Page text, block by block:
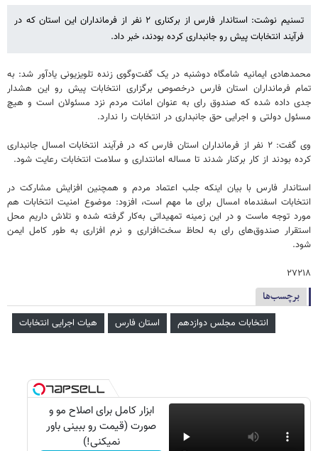
تسنیم نوشت: استاندار فارس از برکناری ۲ نفر از فرمانداران این استان که در
فرآیند انتخابات پیش رو جانبداری کرده بودند، خبر داد.
محمدهادی ایمانیه شامگاه دوشنبه در یک گفت‌وگوی زنده تلویزیونی یادآور شد: به
تمام فرمانداران استان فارس درخصوص برگزاری انتخابات پیش رو این هشدار
جدی داده شده که صندوق رای به عنوان امانت مردم نزد مسئولان است و هیچ
مسئول دولتی و اجرایی حق جانبداری در انتخابات را ندارد.
وی گفت: ۲ نفر از فرمانداران استان فارس که در فرآیند انتخابات امسال جانبداری
کرده بودند از کار برکنار شدند تا مساله امانتداری و سلامت انتخابات رعایت شود.
استاندار فارس با بیان اینکه جلب اعتماد مردم و همچنین افزایش مشارکت در
انتخابات اسفندماه امسال برای ما مهم است، افزود: موضوع امنیت انتخابات هم
مورد توجه ماست و در این زمینه تمهیداتی به‌کار گرفته شده و تلاش داریم محل
استقرار صندوق‌های رای به لحاظ سخت‌افزاری و نرم افزاری به طور کامل ایمن
شود.
۲۷۲۱۸
برچسب‌ها
انتخابات مجلس دوازدهم استان فارس هیات اجرایی انتخابات
ابزار کامل برای اصلاح مو و
صورت (قیمت رو ببینی باور
نمیکنی!)